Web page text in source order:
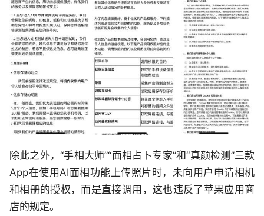
除此之外，“手相大师”“面相占卜专家”和“真颜检测”三款
App在使用AI面相功能上传照片时，未向用户申请相机
和相册的授权，而是直接调用，这也违反了苹果应用商
店的规定。